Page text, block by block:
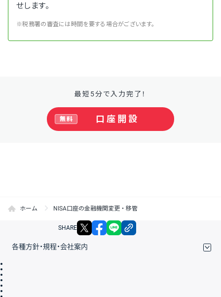
せします。
※税務署の審査には時間を要する場合がございます。
最短5分で入力完了！
口座開設
無料
ホーム NISA口座の金融機関変更・移管
SHARE X facebook
各種方針・規程・会社案内